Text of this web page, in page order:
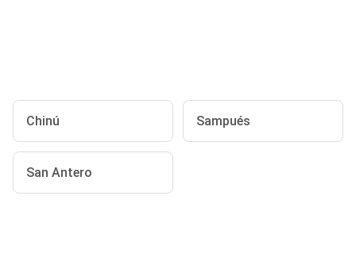
Chinú Sampués
San Antero